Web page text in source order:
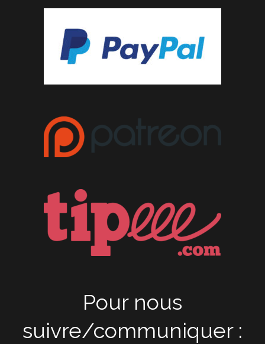
Pour nous
suivre/communiquer :